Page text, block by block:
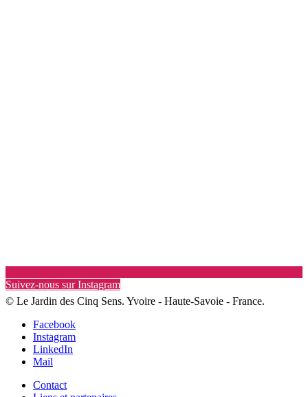
Suivez-nous sur Instagram
© Le Jardin des Cinq Sens. Yvoire - Haute-Savoie - France.
Facebook
Instagram
LinkedIn
Mail
Contact